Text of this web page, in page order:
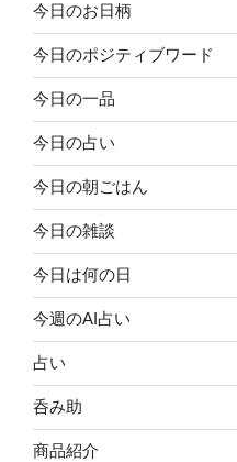
今日のお日柄
今日のポジティブワード
今日の一品
今日の占い
今日の朝ごはん
今日の雑談
今日は何の日
今週のAI占い
占い
呑み助
商品紹介